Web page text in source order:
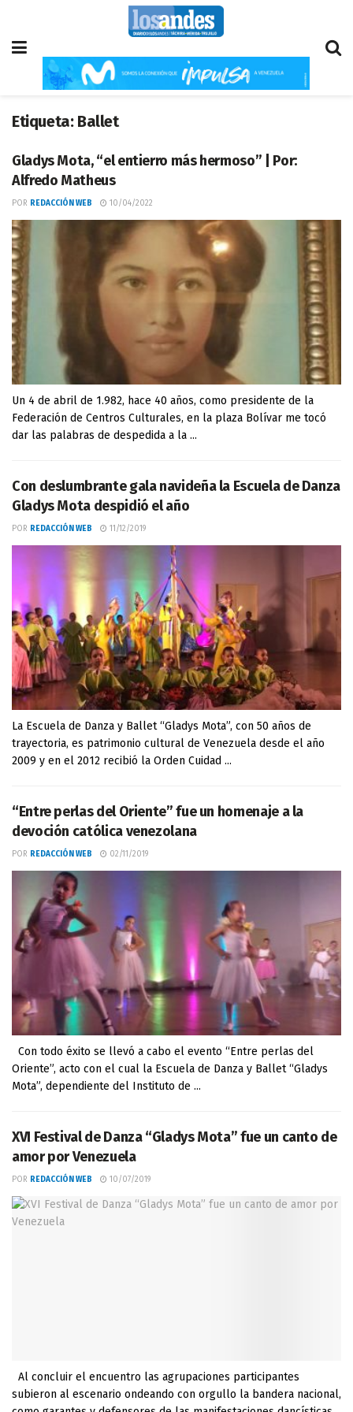
Etiqueta: Ballet
Gladys Mota, “el entierro más hermoso” | Por:
Alfredo Matheus
POR REDACCIÓN WEB 10/04/2022
Un 4 de abril de 1.982, hace 40 años, como presidente de la
Federación de Centros Culturales, en la plaza Bolívar me tocó
dar las palabras de despedida a la ...
Con deslumbrante gala navideña la Escuela de Danza
Gladys Mota despidió el año
POR REDACCIÓN WEB 11/12/2019
La Escuela de Danza y Ballet “Gladys Mota”, con 50 años de
trayectoria, es patrimonio cultural de Venezuela desde el año
2009 y en el 2012 recibió la Orden Cuidad ...
“Entre perlas del Oriente” fue un homenaje a la
devoción católica venezolana
POR REDACCIÓN WEB 02/11/2019
Con todo éxito se llevó a cabo el evento “Entre perlas del
Oriente”, acto con el cual la Escuela de Danza y Ballet “Gladys
Mota”, dependiente del Instituto de ...
XVI Festival de Danza “Gladys Mota” fue un canto de
amor por Venezuela
POR REDACCIÓN WEB 10/07/2019
Al concluir el encuentro las agrupaciones participantes
subieron al escenario ondeando con orgullo la bandera nacional,